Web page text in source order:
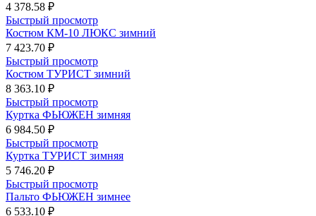
4 378.58 ₽
Быстрый просмотр
Костюм КМ-10 ЛЮКС зимний
7 423.70 ₽
Быстрый просмотр
Костюм ТУРИСТ зимний
8 363.10 ₽
Быстрый просмотр
Куртка ФЬЮЖЕН зимняя
6 984.50 ₽
Быстрый просмотр
Куртка ТУРИСТ зимняя
5 746.20 ₽
Быстрый просмотр
Пальто ФЬЮЖЕН зимнее
6 533.10 ₽